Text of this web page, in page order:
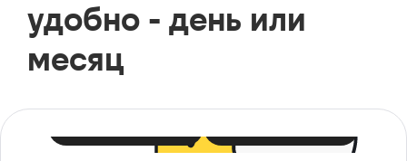
удобно - день или
месяц